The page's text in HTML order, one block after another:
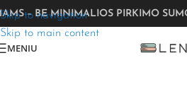
Skip to navigation
Skip to main content
MENIU